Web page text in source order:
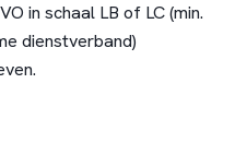
in schaal LB of LC (min.
dienstverband)